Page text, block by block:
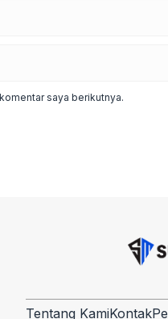
saya berikutnya.
Tentang KamiKontak